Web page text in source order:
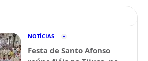
NOTÍCIAS
Festa de Santo Afonso